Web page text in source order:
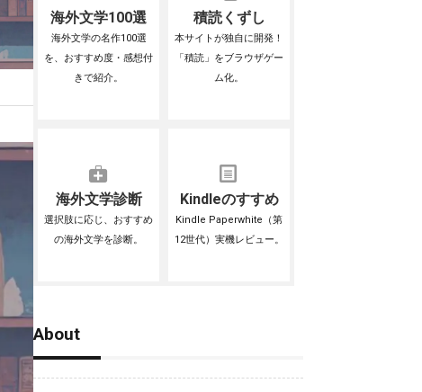
海外文学100選
海外文学の名作100選
を、おすすめ度・感想付
きで紹介。
積読くずし
本サイトが独自に開発！
「積読」をブラウザゲー
ム化。
海外文学診断
選択肢に応じ、おすすめ
の海外文学を診断。
Kindleのすすめ
Kindle Paperwhite（第
12世代）実機レビュー。
About